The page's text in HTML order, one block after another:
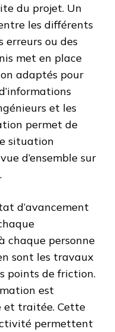
du projet. Un
les différents
erreurs ou des
met en place
adaptés pour
et les
permet de
situation
d’ensemble sur
d’avancement
chaque personne
sont les travaux
points de friction.
est
et traitée. Cette
permettent